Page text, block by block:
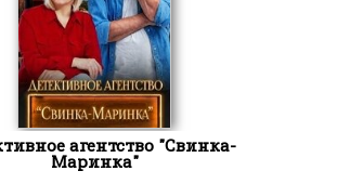
агентство "Свинка-
Маринка"